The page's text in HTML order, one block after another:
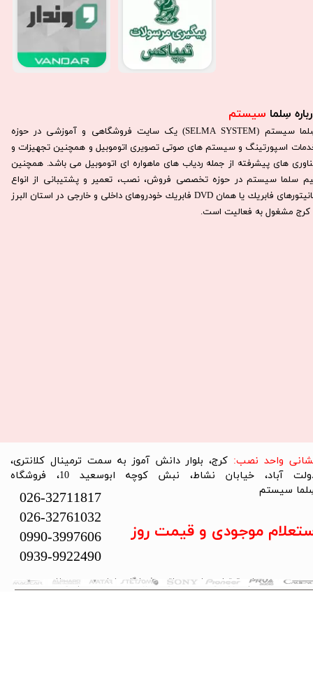
سِلما سیستم​​​​​​​
سِلما سيستم (SELMA SYSTEM) یک سایت فروشگاهی و آموزشی در حوزه
اسپورتینگ و سیستم های صوتی تصویری اتوموبیل و همچنین تجهیزات و
های پیشرفته از جمله ردیاب های ماهواره ای اتوموبیل می باشد. همچنين
سلما سيستم در حوزه تخصصی فروش، نصب، تعمير و پشتيبانی از انواع
مانيتورهای فابريك يا همان DVD فابريك خودروهای داخلی و خارجی در استان البرز
كرج مشغول به فعاليت است.​​​​​​​
تمام حقوق این سایت متعلق به فروشگاه سلما سیستم می‌باشد.
واحد نصب: کرج، بلوار دانش آموز به سمت ترمینال کلانتری،
دولت آباد، خیابان نشاط، نبش کوچه ابوسعید 10، فروشگاه
سیستم​​​​​​​
026-32711817
026-32761032
0990-3997606
0939-9922490
موجودی و قیمت روز